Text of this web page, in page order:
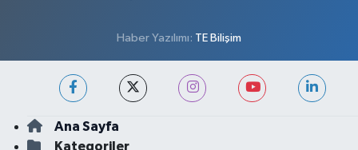
Haber Yazılımı: TE Bilişim
Ana Sayfa
Kategoriler